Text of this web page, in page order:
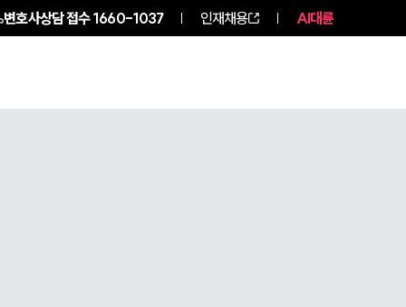
변호사상담 접수1660-1037 인재채용 AI대륜